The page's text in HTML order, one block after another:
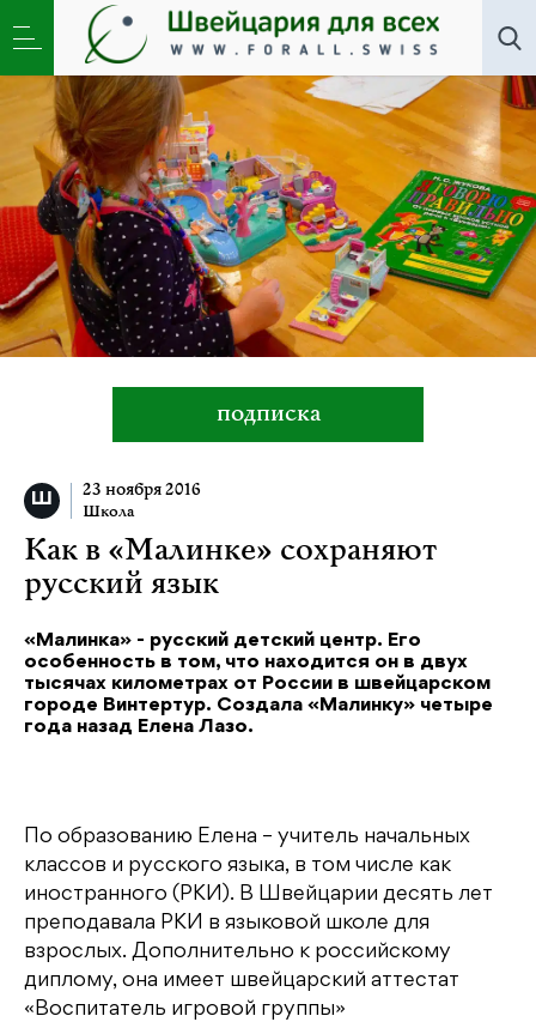
Школа» Как в «Малинке» сохраняют русский язык
подписка
23 ноября 2016
Школа
Как в «Малинке» сохраняют
русский язык
«Малинка» - русский детский центр. Его
особенность в том, что находится он в двух
тысячах километрах от России в швейцарском
городе Винтертур. Создала «Малинку» четыре
года назад Елена Лазо.
По образованию Елена – учитель начальных
классов и русского языка, в том числе как
иностранного (РКИ). В Швейцарии десять лет
преподавала РКИ в языковой школе для
взрослых. Дополнительно к российскому
диплому, она имеет швейцарский аттестат
«Воспитатель игровой группы»